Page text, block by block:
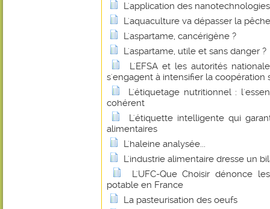
L'application des
L'aquaculture va dépasser la
L'aspartame, cancérigène ?
L'aspartame, utile et sans danger ?
L'EFSA et les autorités
s'engagent à intensifier la coopération
L'étiquetage nutritionnel :
cohérent
L'étiquette intelligente qui
alimentaires
L'haleine analysée...
L'industrie alimentaire dresse un
L'UFC-Que Choisir dénonce
potable en France
La pasteurisation des oeufs